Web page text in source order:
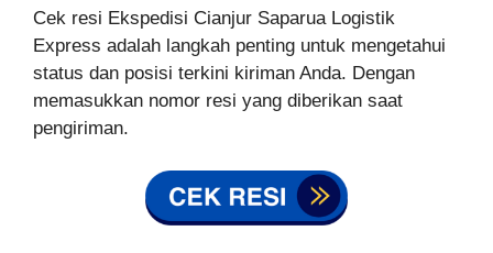
Cek resi Ekspedisi Cianjur Saparua Logistik
Express adalah langkah penting untuk mengetahui
status dan posisi terkini kiriman Anda. Dengan
memasukkan nomor resi yang diberikan saat
pengiriman.